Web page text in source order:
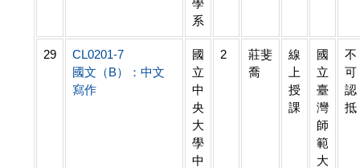
學
系
29
CL0201-7
國文（B）：中文
寫作
國
立
中
央
大
學
中
2
莊斐
喬
線
上
授
課
國
立
臺
灣
師
範
大
不
可
認
抵